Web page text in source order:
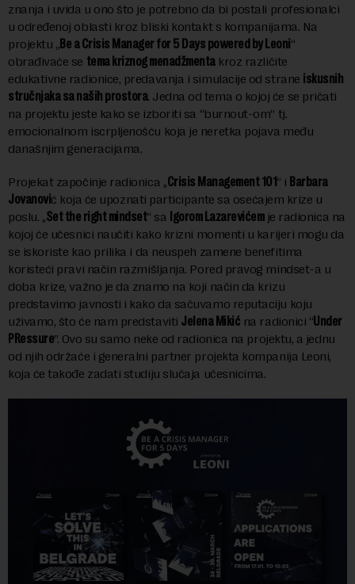
znanja i uvida u ono što je potrebno da bi postali profesionalci
u određenoj oblasti kroz bliski kontakt s kompanijama. Na
projektu „Be a Crisis Manager for 5 Days powered by Leoni“
obrađivaće se tema kriznog menadžmentakroz različite
edukativne radionice, predavanja i simulacije od strane iskusnih
stručnjaka sa naših prostora. Jedna od tema o kojoj će se pričati
na projektu jeste kako se izboriti sa “burnout-om” tj.
emocionalnom iscrpljenošću koja je neretka pojava među
današnjim generacijama.
Projekat započinje radionica ,,Crisis Management 101“ i Barbara
Jovanović koja će upoznati participante sa osećajem krize u
poslu. ,,Set the right mindset“ sa Igorom Lazarevićemje radionica na
kojoj će učesnici naučiti kako krizni momenti u karijeri mogu da
se iskoriste kao prilika i da neuspeh zamene benefitima
koristeći pravi način razmišljanja. Pored pravog mindset-a u
doba krize, važno je da znamo na koji način da krizu
predstavimo javnosti i kako da sačuvamo reputaciju koju
uživamo, što će nam predstaviti Jelena Mikić na radionici “Under
PRessure”. Ovo su samo neke od radionica na projektu, a jednu
od njih održaće i generalni partner projekta kompanija Leoni,
koja će takođe zadati studiju slučaja učesnicima.